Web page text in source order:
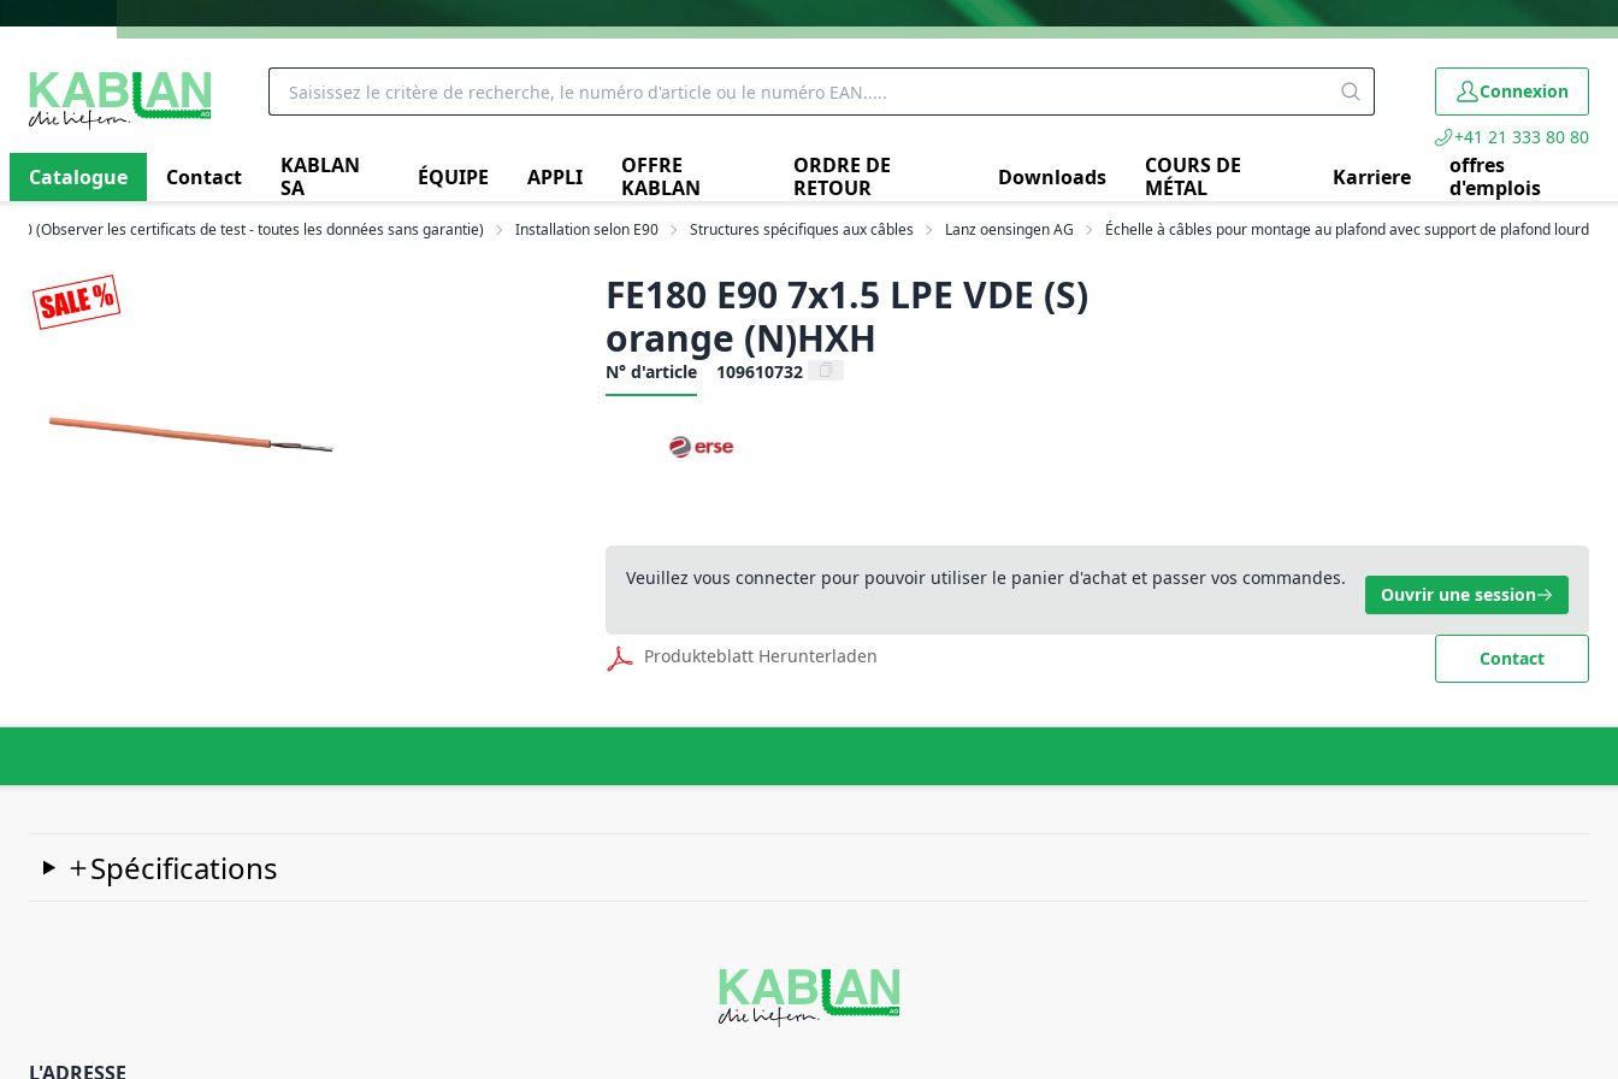
Connexion
+41 21 333 80 80
Catalogue Contact
KABLAN
SA
ÉQUIPE APPLI
OFFRE
KABLAN
ORDRE DE
RETOUR
Downloads
COURS DE
MÉTAL
Karriere
offres
d'emplois
(Observer les certificats de test - toutes les données sans garantie) Installation selon E90 Structures spécifiques aux câbles Lanz oensingen AG Échelle à câbles pour montage au plafond avec support de plafond lourd
FE180 E90 7x1.5 LPE VDE (S)
orange (N)HXH
N° d'article 109610732
Veuillez vous connecter pour pouvoir utiliser le panier d'achat et passer vos commandes.
Ouvrir une session
Produkteblatt Herunterladen Contact
Spécifications
L'ADRESSE